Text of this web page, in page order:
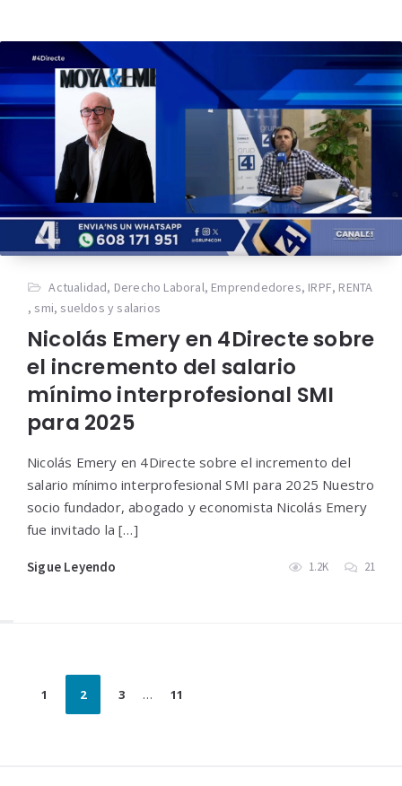
Actualidad, Derecho Laboral, Emprendedores, IRPF, RENTA
, smi, sueldos y salarios
Nicolás Emery en 4Directe sobre
el incremento del salario
mínimo interprofesional SMI
para 2025
Nicolás Emery en 4Directe sobre el incremento del
salario mínimo interprofesional SMI para 2025 Nuestro
socio fundador, abogado y economista Nicolás Emery
fue invitado la […]
Sigue Leyendo 1.2K 21
Paginación
1 2 3 … 11